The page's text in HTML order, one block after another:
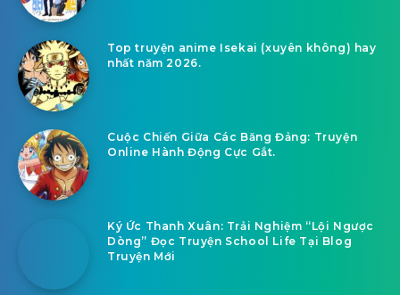
Top truyện anime Isekai (xuyên không) hay
nhất năm 2026.
Cuộc Chiến Giữa Các Băng Đảng: Truyện
Online Hành Động Cực Gắt.
Ký Ức Thanh Xuân: Trải Nghiệm “Lội Ngược
Dòng” Đọc Truyện School Life Tại Blog
Truyện Mới